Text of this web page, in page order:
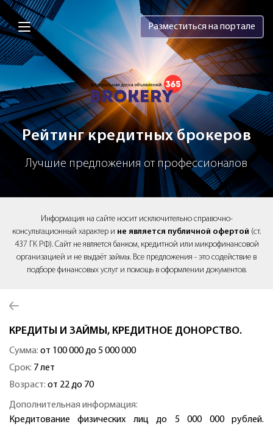
Brokery365 - Рейтинг кредитных
Разместиться на портале
Рейтинг кредитных брокеров
Лучшие предложения от профессионалов
Информация на сайте носит исключительно справочно-
консультационный характер и не является публичной офертой (ст.
437 ГК РФ). Сайт не является банком, кредитной или микрофинансовой
организацией и не выдаёт займы. Все предложения - это содействие в
подборе финансовых услуг и помощь в оформлении документов.
КРЕДИТЫ И ЗАЙМЫ, КРЕДИТНОЕ ДОНОРСТВО.
Сумма: от 100 000 до 5 000 000
Срок: 7 лет
Возраст: от 22 до 70
Дополнительная информация:
Кредитование физических лиц до 5 000 000 рублей.